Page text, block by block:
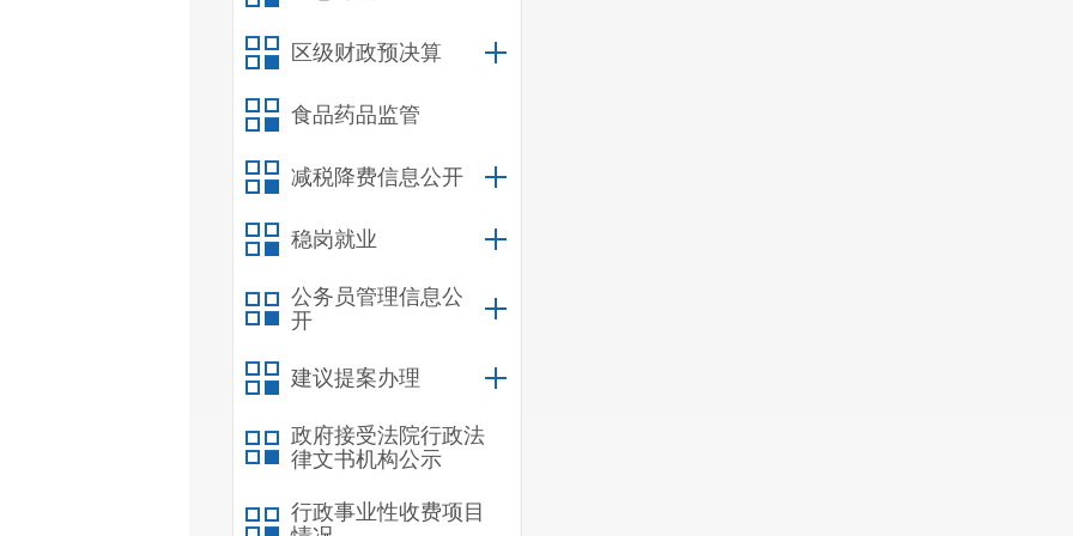
区级财政预决算
食品药品监管
减税降费信息公开
稳岗就业
公务员管理信息公
开
建议提案办理
政府接受法院行政法
律文书机构公示
行政事业性收费项目